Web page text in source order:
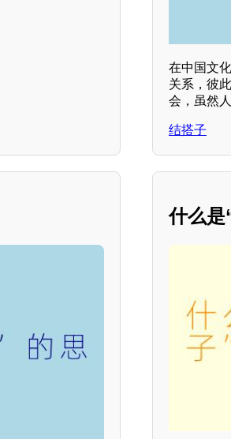
在中国文
关系，彼
会，虽然
结搭子
什么是